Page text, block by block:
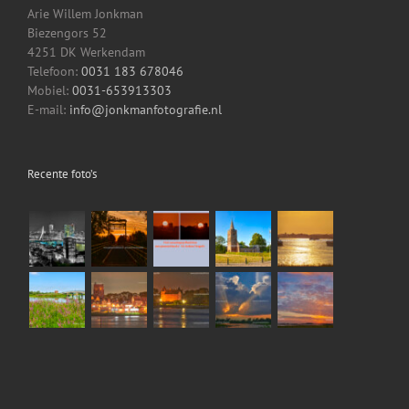
Arie Willem Jonkman
Biezengors 52
4251 DK Werkendam
Telefoon: 0031 183 678046
Mobiel: 0031-653913303
E-mail: info@jonkmanfotografie.nl
Recente foto’s